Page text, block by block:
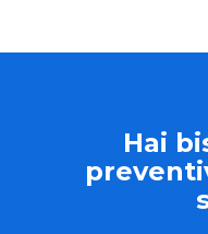
Hai